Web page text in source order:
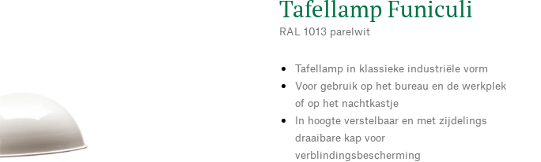
Tafellamp Funiculi
RAL 1013 parelwit
Tafellamp in klassieke industriële vorm
Voor gebruik op het bureau en de werkplek
of op het nachtkastje
In hoogte verstelbaar en met zijdelings
draaibare kap voor
verblindingsbescherming